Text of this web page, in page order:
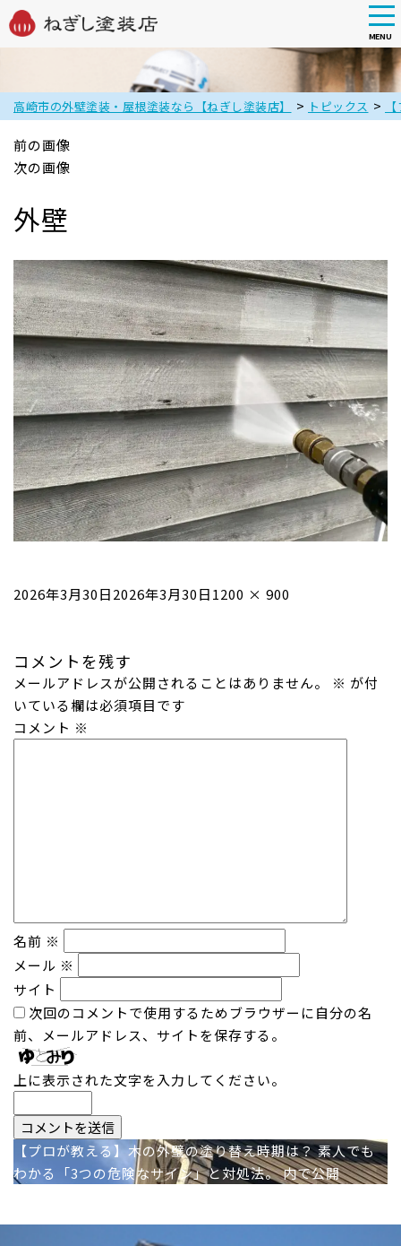
main
content
MENU
高崎市の外壁塗装・屋根塗装なら【ねぎし塗装店】 > トピックス >
前の画像
次の画像
外壁
投
2026年3月30日2026年3月30日フ
ズ
1200 × 900
コメントを残す
メールアドレスが公開されることはありません。 ※ が付
いている欄は必須項目です
コメント ※
名前 ※
メール ※
サイト
次回のコメントで使用するためブラウザーに自分の名
前、メールアドレス、サイトを保存する。
上に表示された文字を入力してください。
投
稿
ナ
【プロが教える】木の外壁の塗り替え時期は？ 素人でも
わかる「3つの危険なサイン」と対処法。内で公開